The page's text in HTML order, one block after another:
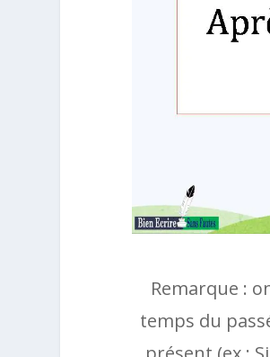
Remarque :
temps du